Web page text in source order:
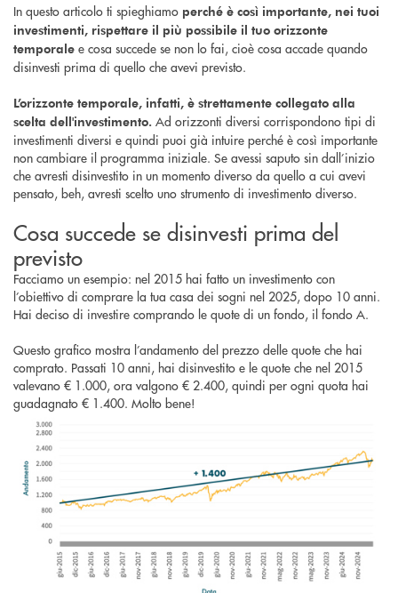
In questo articolo ti spieghiamo perché è così importante, nei tuoi
investimenti, rispettare il più possibile il tuo orizzonte
temporale e cosa succede se non lo fai, cioè cosa accade quando
disinvesti prima di quello che avevi previsto.
L’orizzonte temporale, infatti, è strettamente collegato alla
scelta dell'investimento. Ad orizzonti diversi corrispondono tipi di
investimenti diversi e quindi puoi già intuire perché è così importante
non cambiare il programma iniziale. Se avessi saputo sin dall’inizio
che avresti disinvestito in un momento diverso da quello a cui avevi
pensato, beh, avresti scelto uno strumento di investimento diverso.
Cosa succede se disinvesti prima del
previsto
Facciamo un esempio: nel 2015 hai fatto un investimento con
l’obiettivo di comprare la tua casa dei sogni nel 2025, dopo 10 anni.
Hai deciso di investire comprando le quote di un fondo, il fondo A.
Questo grafico mostra l’andamento del prezzo delle quote che hai
comprato. Passati 10 anni, hai disinvestito e le quote che nel 2015
valevano € 1.000, ora valgono € 2.400, quindi per ogni quota hai
guadagnato € 1.400. Molto bene!